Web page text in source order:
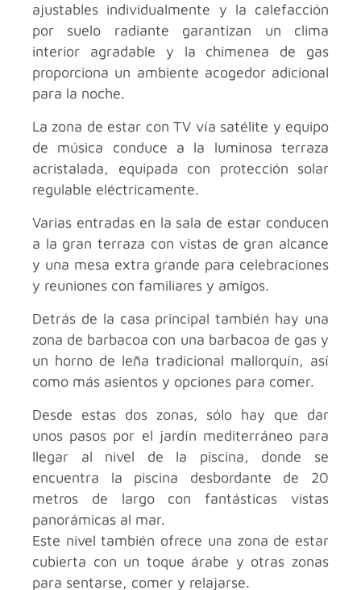
ajustables individualmente y la calefacción
por suelo radiante garantizan un clima
interior agradable y la chimenea de gas
proporciona un ambiente acogedor adicional
para la noche.
La zona de estar con TV vía satélite y equipo
de música conduce a la luminosa terraza
acristalada, equipada con protección solar
regulable eléctricamente.
Varias entradas en la sala de estar conducen
a la gran terraza con vistas de gran alcance
y una mesa extra grande para celebraciones
y reuniones con familiares y amigos.
Detrás de la casa principal también hay una
zona de barbacoa con una barbacoa de gas y
un horno de leña tradicional mallorquín, así
como más asientos y opciones para comer.
Desde estas dos zonas, sólo hay que dar
unos pasos por el jardín mediterráneo para
llegar al nivel de la piscina, donde se
encuentra la piscina desbordante de 20
metros de largo con fantásticas vistas
panorámicas al mar.
Este nivel también ofrece una zona de estar
cubierta con un toque árabe y otras zonas
para sentarse, comer y relajarse.